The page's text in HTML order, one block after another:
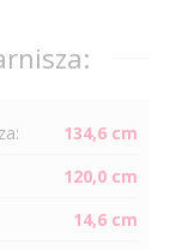
134,6 cm
120,0 cm
14,6 cm